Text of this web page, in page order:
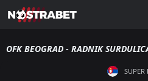
OFK BEOGRAD - RADNIK
SUPER